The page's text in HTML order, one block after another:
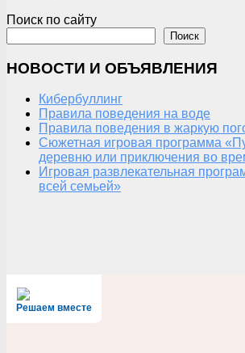
Поиск по сайту
Поиск
НОВОСТИ И ОБЪЯВЛЕНИЯ
Кибербуллинг
Правила поведения на воде
Правила поведения в жаркую
Сюжетная игровая программа
деревню или приключения во
Игровая развлекательная
всей семьей»
Решаем вместе